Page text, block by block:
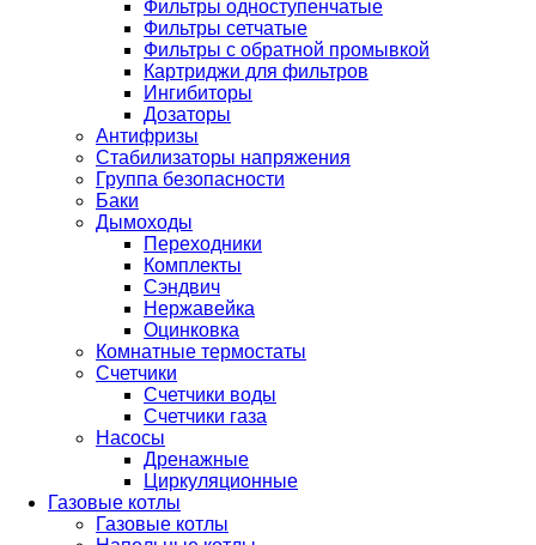
Фильтры одноступенчатые
Фильтры сетчатые
Фильтры с обратной промывкой
Картриджи для фильтров
Ингибиторы
Дозаторы
Антифризы
Стабилизаторы напряжения
Группа безопасности
Баки
Дымоходы
Переходники
Комплекты
Сэндвич
Нержавейка
Оцинковка
Комнатные термостаты
Счетчики
Счетчики воды
Счетчики газа
Насосы
Дренажные
Циркуляционные
Газовые котлы
Газовые котлы